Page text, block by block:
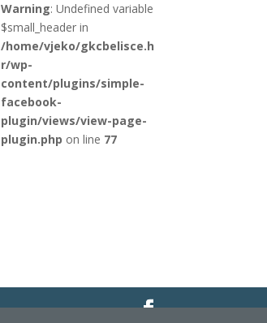
Warning: Undefined variable
$small_header in
/home/vjeko/gkcbelisce.h
r/wp-
content/plugins/simple-
facebook-
plugin/views/view-page-
plugin.php on line 77